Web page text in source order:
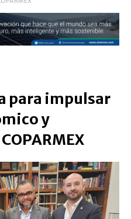
para impulsar
y